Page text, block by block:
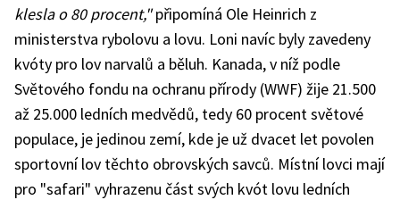
klesla o 80 procent,"připomíná Ole Heinrich z
ministerstva rybolovu a lovu. Loni navíc byly zavedeny
kvóty pro lov narvalů a běluh. Kanada, v níž podle
Světového fondu na ochranu přírody (WWF) žije 21.500
až 25.000 ledních medvědů, tedy 60 procent světové
populace, je jedinou zemí, kde je už dvacet let povolen
sportovní lov těchto obrovských savců. Místní lovci mají
pro "safari" vyhrazenu část svých kvót lovu ledních